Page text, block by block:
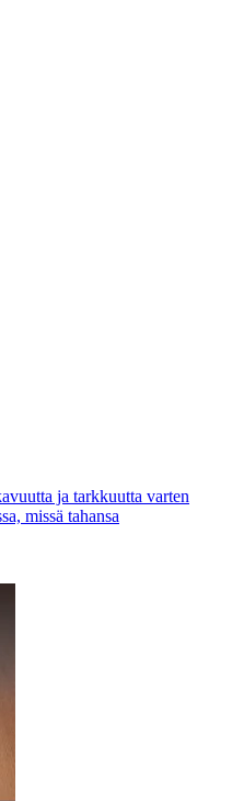
ja tarkkuutta varten
missä tahansa